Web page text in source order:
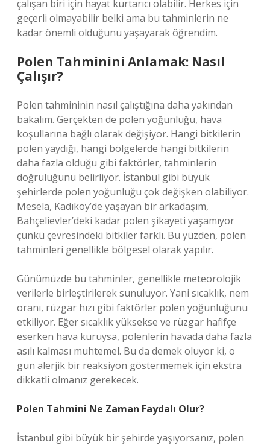
çalışan biri için hayat kurtarıcı olabilir. Herkes için
geçerli olmayabilir belki ama bu tahminlerin ne
kadar önemli olduğunu yaşayarak öğrendim.
Polen Tahminini Anlamak: Nasıl
Çalışır?
Polen tahmininin nasıl çalıştığına daha yakından
bakalım. Gerçekten de polen yoğunluğu, hava
koşullarına bağlı olarak değişiyor. Hangi bitkilerin
polen yaydığı, hangi bölgelerde hangi bitkilerin
daha fazla olduğu gibi faktörler, tahminlerin
doğruluğunu belirliyor. İstanbul gibi büyük
şehirlerde polen yoğunluğu çok değişken olabiliyor.
Mesela, Kadıköy’de yaşayan bir arkadaşım,
Bahçelievler’deki kadar polen şikayeti yaşamıyor
çünkü çevresindeki bitkiler farklı. Bu yüzden, polen
tahminleri genellikle bölgesel olarak yapılır.
Günümüzde bu tahminler, genellikle meteorolojik
verilerle birleştirilerek sunuluyor. Yani sıcaklık, nem
oranı, rüzgar hızı gibi faktörler polen yoğunluğunu
etkiliyor. Eğer sıcaklık yüksekse ve rüzgar hafifçe
eserken hava kuruysa, polenlerin havada daha fazla
asılı kalması muhtemel. Bu da demek oluyor ki, o
gün alerjik bir reaksiyon göstermemek için ekstra
dikkatli olmanız gerekecek.
Polen Tahmini Ne Zaman Faydalı Olur?
İstanbul gibi büyük bir şehirde yaşıyorsanız, polen